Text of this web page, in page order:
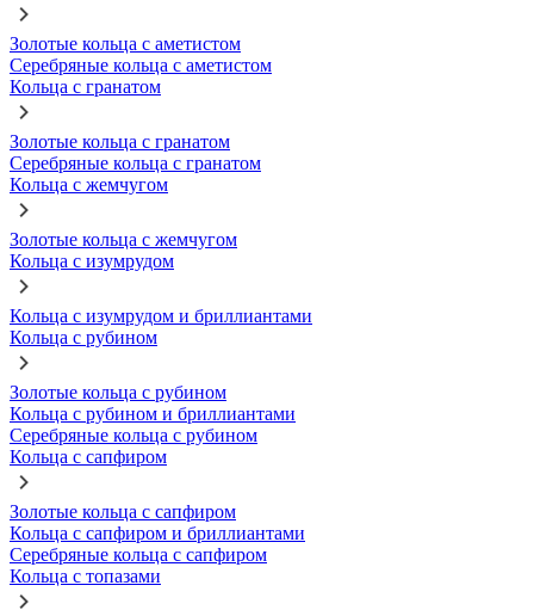
Золотые кольца с аметистом
Серебряные кольца с аметистом
Кольца с гранатом
Золотые кольца с гранатом
Серебряные кольца с гранатом
Кольца с жемчугом
Золотые кольца с жемчугом
Кольца с изумрудом
Кольца с изумрудом и бриллиантами
Кольца с рубином
Золотые кольца с рубином
Кольца с рубином и бриллиантами
Серебряные кольца с рубином
Кольца с сапфиром
Золотые кольца с сапфиром
Кольца с сапфиром и бриллиантами
Серебряные кольца с сапфиром
Кольца с топазами